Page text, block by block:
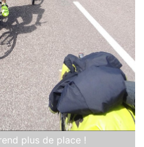
plus de place !